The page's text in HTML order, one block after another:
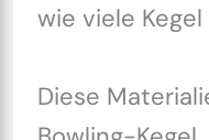
wie viele
Diese